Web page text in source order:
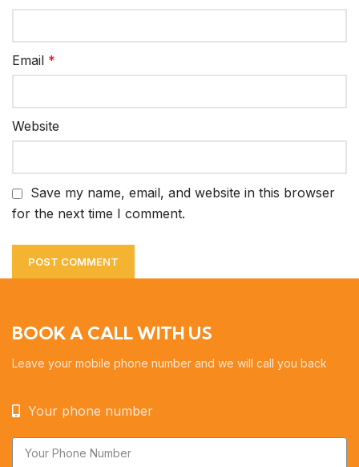
Email *
Website
Save my name, email, and website in this browser
for the next time I comment.
BOOK A CALL WITH US
Leave your mobile phone number and we will call you back
Your phone number